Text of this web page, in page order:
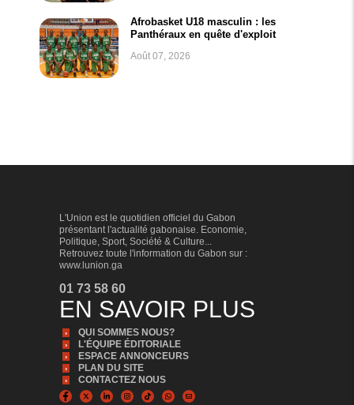
Afrobasket U18 masculin : les
Panthéraux en quête d'exploit
Août 07, 2026
L'Union est le quotidien officiel du Gabon
présentant l'actualité gabonaise. Economie,
Politique, Sport, Société & Culture...
Retrouvez toute l'information du Gabon sur :
www.lunion.ga
01 73 58 60
EN SAVOIR PLUS
QUI SOMMES NOUS?
L'ÉQUIPE ÉDITORIALE
ESPACE ANNONCEURS
PLAN DU SITE
CONTACTEZ NOUS